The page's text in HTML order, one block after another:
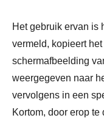
Het gebruik ervan is
vermeld, kopieert
schermafbeelding
weergegeven naar
vervolgens in een
Kortom, door erop